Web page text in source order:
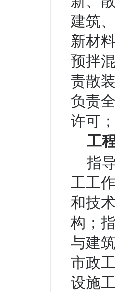
建筑
新材
预拌
责散
负责
许可
工
指
工工
和技
构；
与建
市政
设施